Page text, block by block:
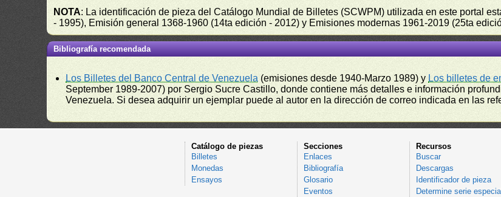
NOTA: La identificación de pieza del Catálogo Mundial de Billetes (SCWPM) utilizada en este portal
- 1995), Emisión general 1368-1960 (14ta edición - 2012) y Emisiones modernas 1961-2019 (25ta
Bibliografía recomendada
Los Billetes del Banco Central de Venezuela (emisiones desde 1940-Marzo 1989) y Los billetes de
September 1989-2007) por Sergio Sucre Castillo, donde contiene más detalles e información
Venezuela. Si desea adquirir un ejemplar puede al autor en la dirección de correo indicada en las
Catálogo de piezas
Billetes
Monedas
Ensayos
Secciones
Enlaces
Bibliografía
Glosario
Eventos
Recursos
Buscar
Descargas
Identificador de pieza
Determine serie especial